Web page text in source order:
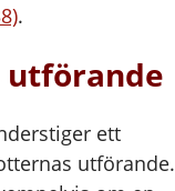
.
utförande
ett
utförande.